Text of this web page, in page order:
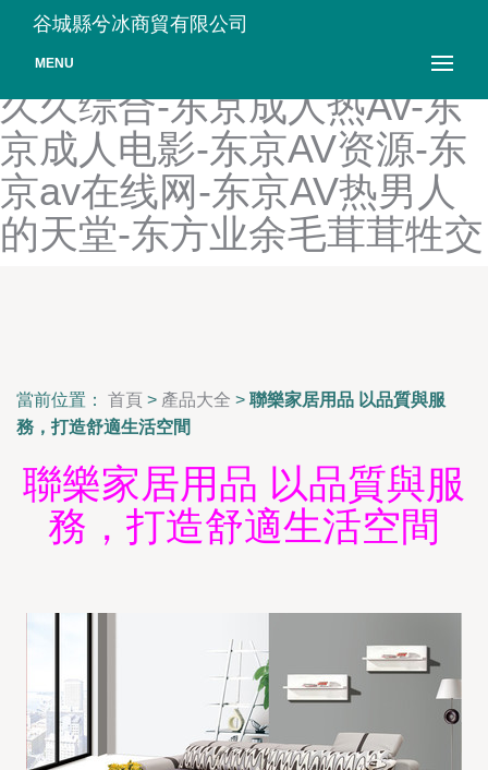
东京热AⅤ电影网-东京热91
看片app-东京热91传媒-东京
久久综合-东京成人热Av-东
京成人电影-东京AV资源-东
京av在线网-东京AV热男人
的天堂-东方业余毛茸茸牲交
谷城縣兮冰商貿有限公司
MENU
當前位置： 首頁 > 產品大全 > 聯樂家居用品 以品質與服
務，打造舒適生活空間
聯樂家居用品 以品質與服
務，打造舒適生活空間